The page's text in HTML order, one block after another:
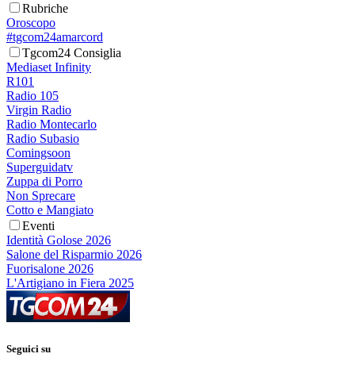
Rubriche
Oroscopo
#tgcom24amarcord
Tgcom24 Consiglia
Mediaset Infinity
R101
Radio 105
Virgin Radio
Radio Montecarlo
Radio Subasio
Comingsoon
Superguidatv
Zuppa di Porro
Non Sprecare
Cotto e Mangiato
Eventi
Identità Golose 2026
Salone del Risparmio 2026
Fuorisalone 2026
L'Artigiano in Fiera 2025
Seguici su